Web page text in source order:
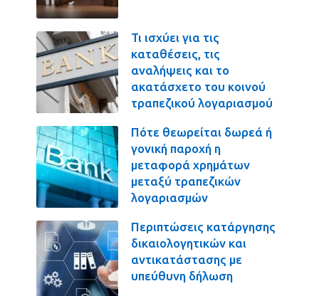
Τι ισχύει για τις
καταθέσεις, τις
αναλήψεις και το
ακατάσχετο του κοινού
τραπεζικού λογαριασμού
Πότε θεωρείται δωρεά ή
γονική παροχή η
μεταφορά χρημάτων
μεταξύ τραπεζικών
λογαριασμών
Περιπτώσεις κατάργησης
δικαιολογητικών και
αντικατάστασης με
υπεύθυνη δήλωση